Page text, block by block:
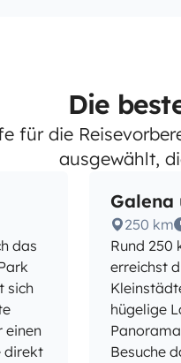
Die
für die
ausgewählt,
das
sich
einen
direkt
Galena
250 km
Rund 250
erreichst
hügelige
Besuche